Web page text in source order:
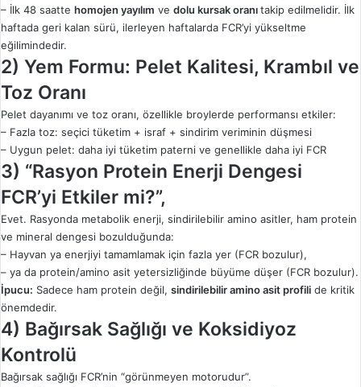
– İlk 48 saatte homojen yayılım ve dolu kursak oranıtakip edilmelidir. İlk
haftada geri kalan sürü, ilerleyen haftalarda FCR’yi yükseltme
eğilimindedir.
2) Yem Formu: Pelet Kalitesi, Krambıl ve
Toz Oranı
Pelet dayanımı ve toz oranı, özellikle broylerde performansı etkiler:
– Fazla toz: seçici tüketim + israf + sindirim veriminin düşmesi
– Uygun pelet: daha iyi tüketim paterni ve genellikle daha iyi FCR
3) “Rasyon Protein Enerji Dengesi
FCR’yi Etkiler mi?”,
Evet. Rasyonda metabolik enerji, sindirilebilir amino asitler, ham protein
ve mineral dengesi bozulduğunda:
– Hayvan ya enerjiyi tamamlamak için fazla yer (FCR bozulur),
– ya da protein/amino asit yetersizliğinde büyüme düşer (FCR bozulur).
İpucu: Sadece ham protein değil, sindirilebilir amino asit profili de kritik
önemdedir.
4) Bağırsak Sağlığı ve Koksidiyoz
Kontrolü
Bağırsak sağlığı FCR’nin “görünmeyen motorudur”.